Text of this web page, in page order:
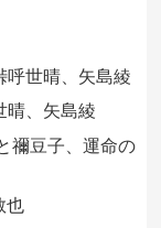
呼世晴、矢島綾
晴、矢島綾
禰豆子、運命の
也